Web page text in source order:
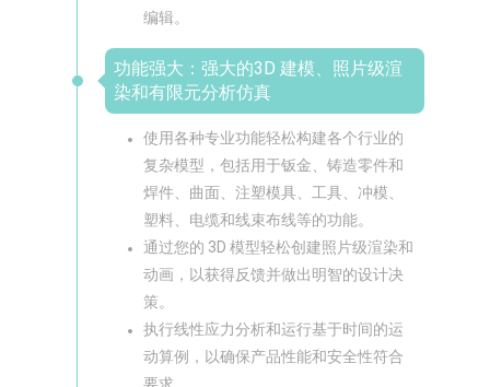
编辑。
功能强大：强大的3D 建模、照片级渲
染和有限元分析仿真
使用各种专业功能轻松构建各个行业的
复杂模型，包括用于钣金、铸造零件和
焊件、曲面、注塑模具、工具、冲模、
塑料、电缆和线束布线等的功能。
通过您的 3D 模型轻松创建照片级渲染和
动画，以获得反馈并做出明智的设计决
策。
执行线性应力分析和运行基于时间的运
动算例，以确保产品性能和安全性符合